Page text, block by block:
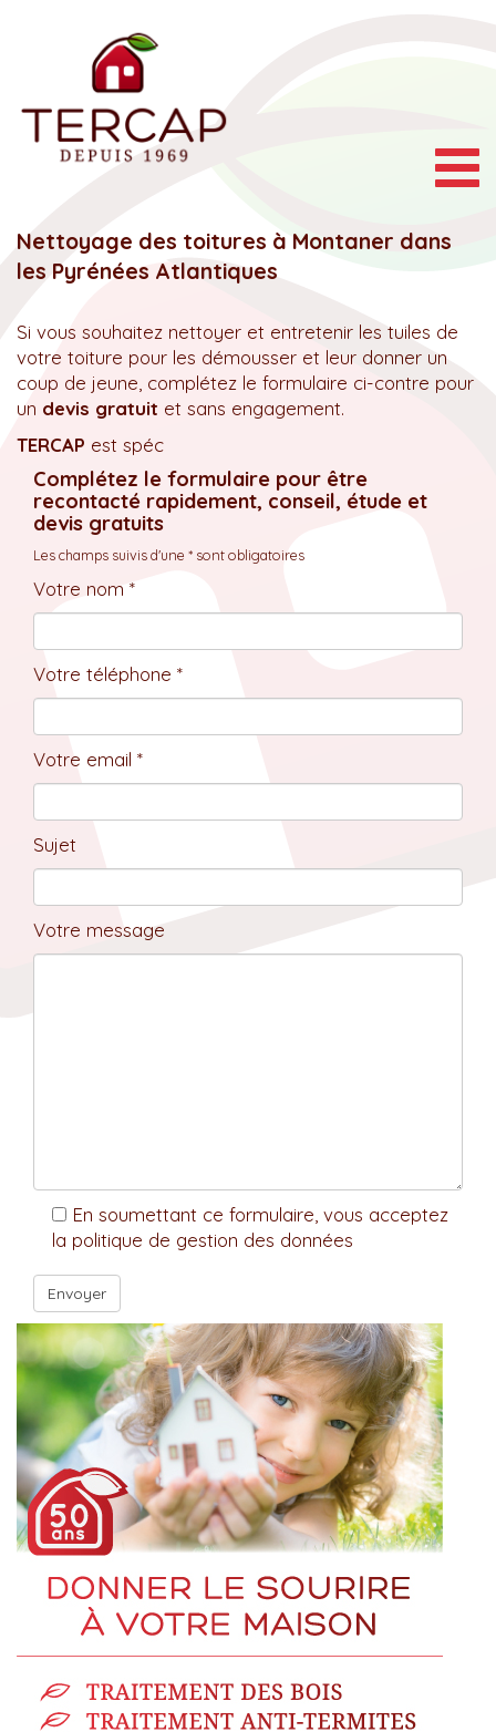
Nettoyage des toitures à Montaner dans
les Pyrénées Atlantiques
Si vous souhaitez nettoyer et entretenir les tuiles de
votre toiture pour les démousser et leur donner un
coup de jeune, complétez le formulaire ci-contre pour
un devis gratuit et sans engagement.
TERCAP est spéc
Complétez le formulaire pour être
recontacté rapidement, conseil, étude et
devis gratuits
Les champs suivis d'une * sont obligatoires
Votre nom *
Votre téléphone *
Votre email *
Sujet
Votre message
En soumettant ce formulaire, vous acceptez
la politique de gestion des données